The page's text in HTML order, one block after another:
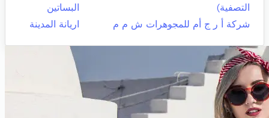
التصفية)
البساتين
شركة أ ر ج أم للمجوهرات ش م م
اريانة المدينة